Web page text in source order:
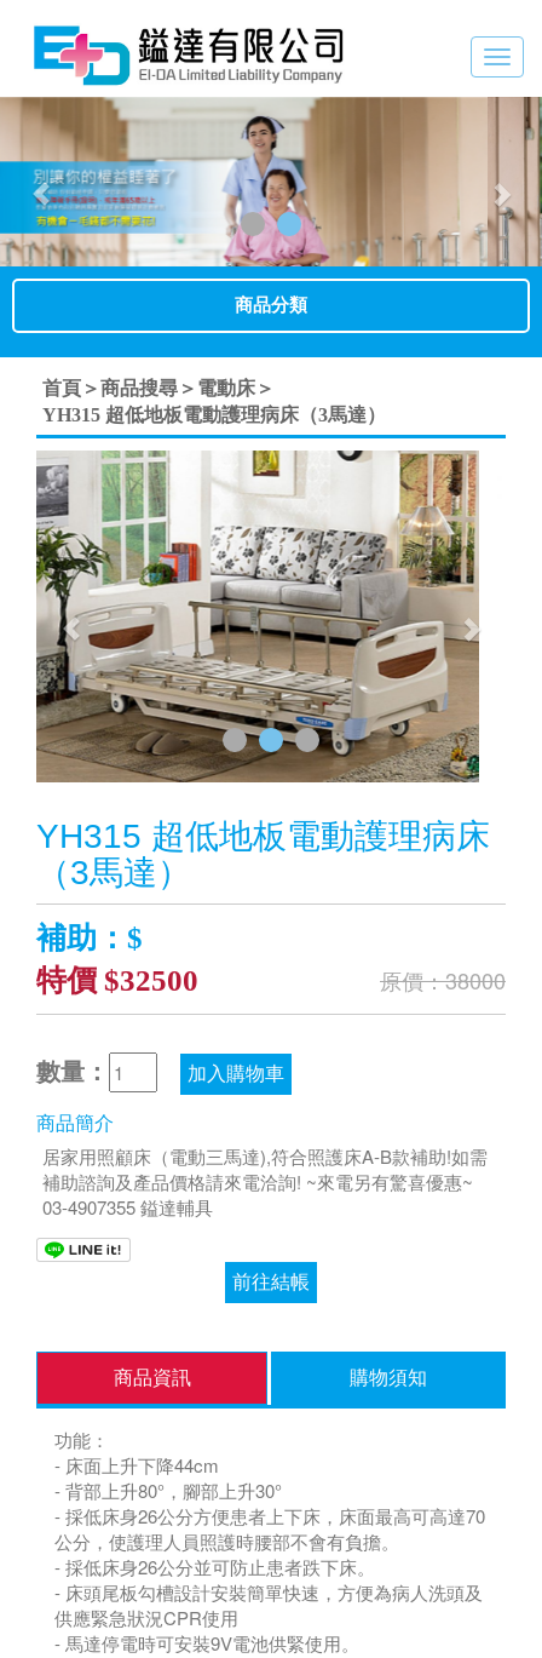
Previous
商品分類
首頁＞商品搜尋＞ 電動床＞
YH315 超低地板電動護理病床（3馬達）
Previous Next
YH315 超低地板電動護理病床
（3馬達）
補助：$
特價 $32500
原價：38000
數量： 加入購物車
商品簡介
居家用照顧床（電動三馬達),符合照護床A-B款補助!如需
補助諮詢及產品價格請來電洽詢! ~來電另有驚喜優惠~
03-4907355 鎰達輔具
前往結帳
商品資訊 購物須知
功能：
- 床面上升下降44cm
- 背部上升80°，腳部上升30°
- 採低床身26公分方便患者上下床，床面最高可高達70
公分，使護理人員照護時腰部不會有負擔。
- 採低床身26公分並可防止患者跌下床。
- 床頭尾板勾槽設計安裝簡單快速，方便為病人洗頭及
供應緊急狀況CPR使用
- 馬達停電時可安裝9V電池供緊使用。